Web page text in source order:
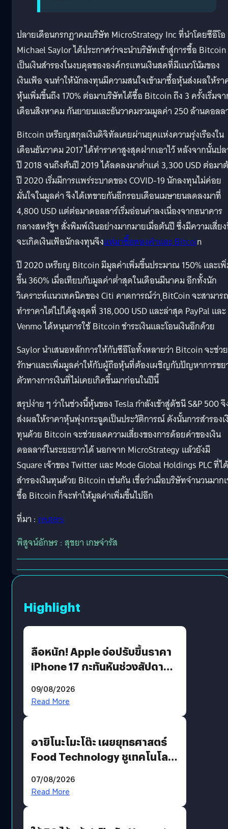
ปลายเดือนกรกฎาคมบริษัท MicroStrategy Inc ที่นำโดยซีอีโอ
Michael Saylor ได้ประกาศว่าจะนำบริษัทเข้าสู่การซื้อ Bitcoin
เป็นเงินสำรองในงบดุลขององค์กรแทนเงินสดที่มีแนวโน้มของ
เงินเฟ้อ จนทำให้นักลงทุนมีความสนใจเข้ามาซื้อหุ้นส่งผลให้รา
หุ้นเพิ่มขึ้นถึง 170% ต่อมาบริษัทได้ซื้อ Bitcoin ถึง 3 ครั้งเริ่มจ
เดือนสิงหาคม กันยายนและธันวาคมรวมมูลค่า 250 ล้านดอลล
Bitcoin เหรียญสกุลเงินดิจิทัลเคยผ่านยุคแห่งความรุ่งเรืองใน
เดือนธันวาคม 2017 ได้ทำราคาสูงสุดฝากเอาไว้ หลังจากนั้นป
ปี 2018 จนถึงต้นปี 2019 ได้ลดลงมาต่ำแค่ 3,300 USD ต่อมา
ปี 2020 เริ่มมีการแพร่ระบาดของ COVID-19 นักลงทุนไม่ค่อย
มั่นใจในมูลค่า จึงได้เทขายกันอีกรอบเดือนเมษายนลดลงมาที่
4,800 USD แต่ต่อมาดอลลาร์เริ่มอ่อนค่าลงเนื่องจากธนาคาร
กลางสหรัฐฯ สั่งพิมพ์เงินอย่างมากมายเมื่อต้นปี ซึ่งมีความเสี่ย
จะเกิดเงินเฟ้อนักลงทุนจึงแห่มาซื้อทองคำและ Bitcoin
ปี 2020 เหรียญ Bitcoin มีมูลค่าเพิ่มขึ้นประมาณ 150% และเ
ขึ้น 360% เมื่อเทียบกับมูลค่าต่ำสุดในเดือนมีนาคม อีกทั้งนัก
วิเคราะห์แนวเทคนิคของ Citi คาดการณ์ว่า ฺBitCoin จะสามารถ
ทำราคาไต่ไปได้สูงสุดที่ 318,000 USD และล่าสุด PayPal และ
Venmo ได้หนุนการใช้ Bitcoin ชำระเงินและโอนเงินอีกด้วย
Saylor นำเสนอหลักการให้กับซีอีโอทั้งหลายว่า Bitcoin จะช่วย
รักษาและเพิ่มมูลค่าให้กับผู้ถือหุ้นที่ต้องเผชิญกับปัญหาการขย
ตัวทางการเงินที่ไม่เคยเกิดขึ้นมาก่อนในปีนี้
สรุปง่าย ๆ ว่าในช่วงนี้หุ้นของ Tesla กำลังเข้าสู่ดัชนี S&P 500
ส่งผลให้ราคาหุ้นพุ่งกระฉูดเป็นประวัติการณ์ ดังนั้นการสำรองเ
ทุนด้วย Bitcoin จะช่วยลดความเสี่ยงของการด้อยค่าของเงิน
ดอลลาร์ในระยะยาวได้ นอกจาก MicroStrategy แล้วยังมี
Square เจ้าของ Twitter และ Mode Global Holdings PLC ที่ได้
สำรองเงินทุนด้วย Bitcoin เช่นกัน เชื่อว่าเมื่อบริษัทจำนวนมาก
ซื้อ Bitcoin ก็จะทำให้มูลค่าเพิ่มขึ้นไปอีก
ที่มา : reuters
พิสูจน์อักษร : สุชยา เกษจำรัส
Highlight
ลือหนัก! Apple จ่อปรับขึ้นราคา
iPhone 17 กะทันหันช่วงสัปดาห์ที่
09/08/2026
Read More
อายิโนะโมะโต๊ะ เผยยุทธศาสตร์
Food Technology ชูเทคโนโลยี
บริโภคและ B2B
07/08/2026
Read More